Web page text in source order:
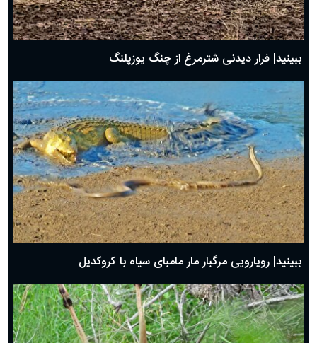
ببینید| فرار دیدنی شترمرغ از چنگ یوزپلنگ
ببینید| رویارویی مرگبار مار مامبای سیاه با کروکدیل